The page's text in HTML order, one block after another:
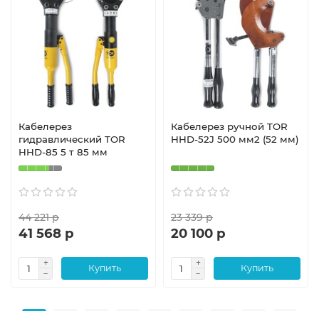
Кабелерез
гидравлический TOR
HHD-85 5 т 85 мм
44 221 р
41 568 р
Купить
Кабелерез ручной TOR
HHD-52J 500 мм2 (52 мм)
23 339 р
20 100 р
Купить